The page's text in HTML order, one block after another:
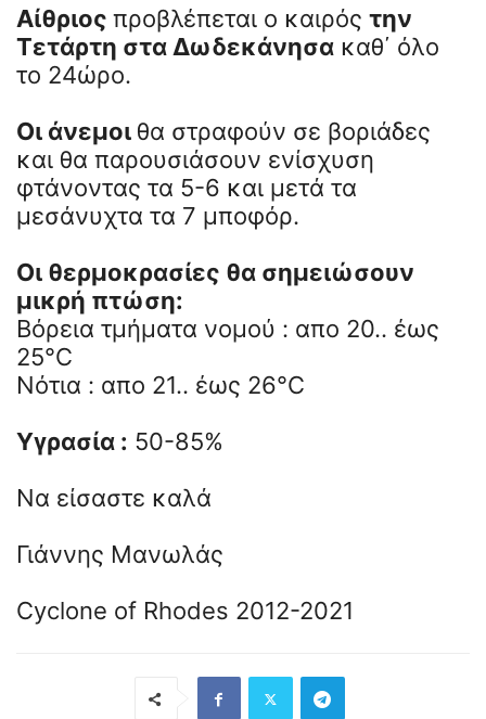
Αίθριος προβλέπεται ο καιρός την
Τετάρτη στα Δωδεκάνησα καθ΄ όλο
το 24ώρο.
Οι άνεμοι θα στραφούν σε βοριάδες
και θα παρουσιάσουν ενίσχυση
φτάνοντας τα 5-6 και μετά τα
μεσάνυχτα τα 7 μποφόρ.
Οι θερμοκρασίες θα σημειώσουν
μικρή πτώση:
Βόρεια τμήματα νομού : απο 20.. έως
25°C
Νότια : απο 21.. έως 26°C
Υγρασία : 50-85%
Να είσαστε καλά
Γιάννης Μανωλάς
Cyclone of Rhodes 2012-2021